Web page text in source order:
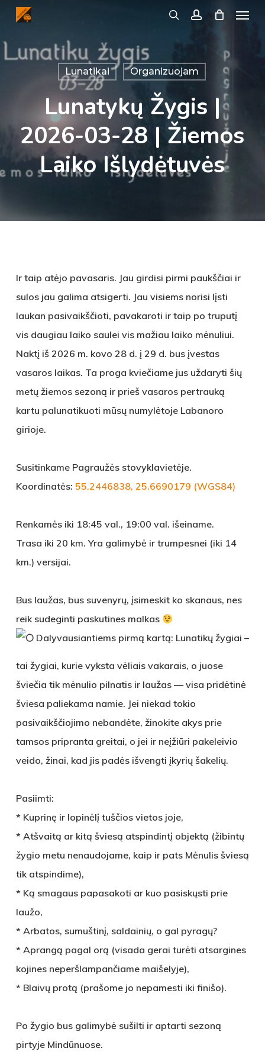
Skip
main
Menu
Lunatikai Organizuojam
Lunatykų Žygis |
2026-03-28 | Žiemos
Laiko Išlydėtuvės
Ir taip atėjo pavasaris. Jau girdisi pirmi paukščiai ir
sulos jau galima atsigerti. Jau visiems norisi lįsti
laukan pasivaikščioti, pavakaroti ir taip po truputį
vis daugiau laiko saulei vis mažiau laiko mėnuliui.
Naktį iš 2026 m. kovo 28 d. į 29 d. bus įvestas
vasaros laikas. Ta proga kviečiame jus uždaryti šių
metų žiemos sezoną ir prieš vasaros pertrauką
kartu palunatikuoti mūsų numylėtoje Labanoro
girioje.
Susitinkame Pagraužės stovyklavietėje.
Koordinatės: 55.2446838, 25.6690179 (WGS84)
Renkamės iki 18:45 val., 19:00 val. išeiname.
Trasa iki 20 km. Yra galimybė ir trumpesnei (iki 14
km.) versijai.
Bus laužas, bus suvenyrų, įsimeskit ko skanaus, nes
reik sudeginti paskutines malkas
Dalyvausiantiems pirmą kartą: Lunatikų žygiai –
tai žygiai, kurie vyksta vėliais vakarais, o juose
šviečia tik mėnulio pilnatis ir laužas — visa pridėtinė
šviesa paliekama namie. Jei niekad tokio
pasivaikščiojimo nebandėte, žinokite akys prie
tamsos pripranta greitai, o jei ir neįžiūri pakeleivio
veido, žinai, kad jis padės išvengti įkyrių šakelių.
Pasiimti:
* Kuprinę ir lopinėlį tuščios vietos joje,
* Atšvaitą ar kitą šviesą atspindintį objektą (žibintų
žygio metu nenaudojame, kaip ir pats Mėnulis šviesą
tik atspindime),
* Ką smagaus papasakoti ar kuo pasiskųsti prie
laužo,
* Arbatos, sumuštinį, saldainių, o gal pyragų?
* Aprangą pagal orą (visada gerai turėti atsargines
kojines neperšlampančiame maišelyje),
* Blaivų protą (prašome jo nepamesti iki finišo).
Po žygio bus galimybė sušilti ir aptarti sezoną
pirtyje Mindūnuose.